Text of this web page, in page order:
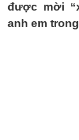
được mời
anh em